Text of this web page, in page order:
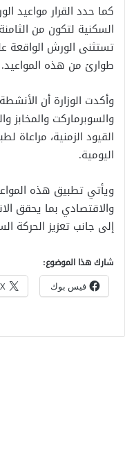
كما حدد القرار مواعيد
السكنية لتكون من
تستثنى الورش الواقعة
طوارئ من هذه المواعيد.
وأكدت الوزارة أن
والسوبرماركت
القيود الزمنية، مراعاة
اليومية.
ويأتي تطبيق هذه
والاقتصادي بما يحقق
إلى جانب تعزيز الحركة
شارك هذا الموضوع:
فيس بوك X